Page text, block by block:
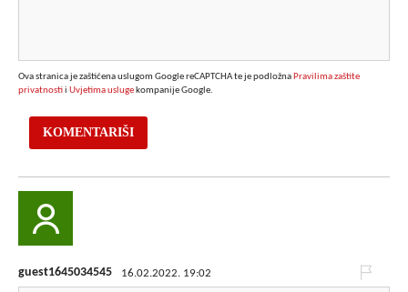
Ova stranica je zaštićena uslugom Google reCAPTCHA te je podložna Pravilima zaštite
privatnostii Uvjetima usluge kompanije Google.
guest1645034545 16.02.2022. 19:02